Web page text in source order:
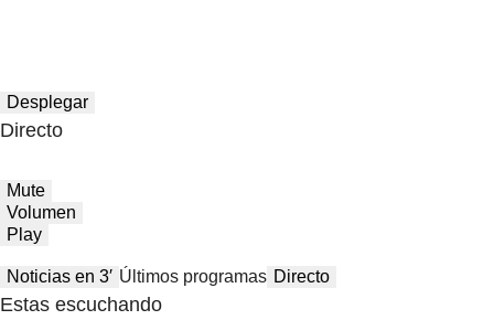
Desplegar
Directo
Mute
Volumen
Play
Noticias en 3′ Últimos programas Directo
Estas escuchando